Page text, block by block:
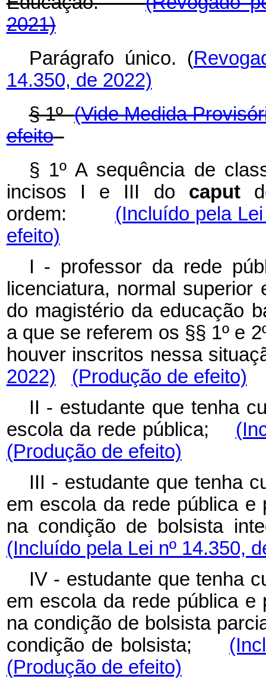
2021)
Parágrafo único. (
14.350, de 2022)
§ 1º(Vide Medida
efeito
§ 1º A sequência de
incisos I e III do caput
ordem:
(Incluído pela
efeito)
I - professor da rede
licenciatura, normal
do magistério da educação
a que se referem os §§ 1º e
houver inscritos nessa
2022)
(Produção de efeito)
II - estudante que tenha
escola da rede pública;
(Produção de efeito)
III - estudante que tenha
em escola da rede pública e
na condição de bolsista
(Incluído pela Lei nº 14.350,
IV - estudante que tenha
em escola da rede pública e
na condição de bolsista
condição de bolsista;
(Produção de efeito)